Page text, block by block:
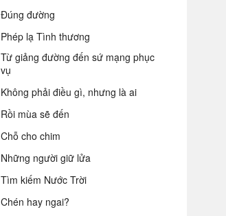
Đúng đường
Phép lạ Tình thương
Từ giảng đường đến sứ mạng phục
vụ
Không phải điều gì, nhưng là ai
Rồi mùa sẽ đến
Chỗ cho chim
Những người giữ lửa
Tìm kiếm Nước Trời
Chén hay ngai?